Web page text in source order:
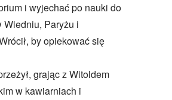
i wyjechać po nauki do
Wiedniu, Paryżu i
by opiekować się
grając z Witoldem
w kawiarniach i